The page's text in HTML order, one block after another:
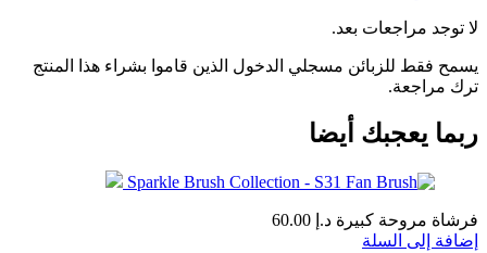
لا توجد مراجعات بعد.
يسمح فقط للزبائن مسجلي الدخول الذين قاموا بشراء هذا المنتج
ترك مراجعة.
ربما يعجبك أيضا
فرشاة مروحة كبيرة د.إ
إضافة إلى السلة